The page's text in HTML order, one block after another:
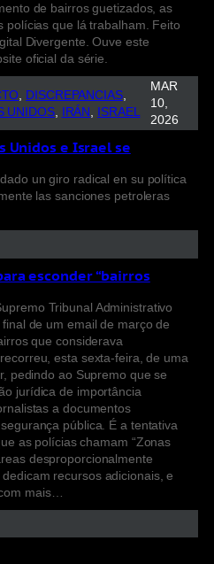
de bairros guetizados, as
polícias que lá trabalham. Feito
Divergente. Ouve este
oficial da série.
DISCREPANCIAS
UNIDOS, IRÁN ISRAEL
MAR
10,
2026
Unidos e Israel se
un giro radical en su política
las sanciones petroleras
esconder “bairros
Tribunal Administrativo
de um email de março de
que considerava
esta sexta-feira, de uma
pedindo ao Supremo que se
jurídica de importância
a documentos
pública. É a tentativa
as polícias chamam “Zonas
desproporcionalmente
recursos adicionais, e
mais…